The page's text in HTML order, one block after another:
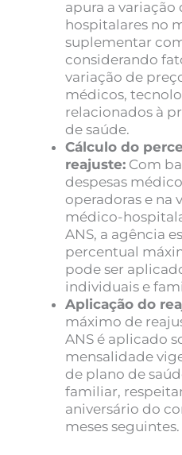
apura a
hospitalares no
suplementar
considerando
variação de
médicos,
relacionados à
de saúde.
Cálculo do
reajuste: Com
despesas
operadoras e na
médico-
ANS, a agência
percentual
pode ser
individuais e
Aplicação do
máximo de
ANS é aplicado
mensalidade
de plano de
familiar,
aniversário do
meses seguintes.